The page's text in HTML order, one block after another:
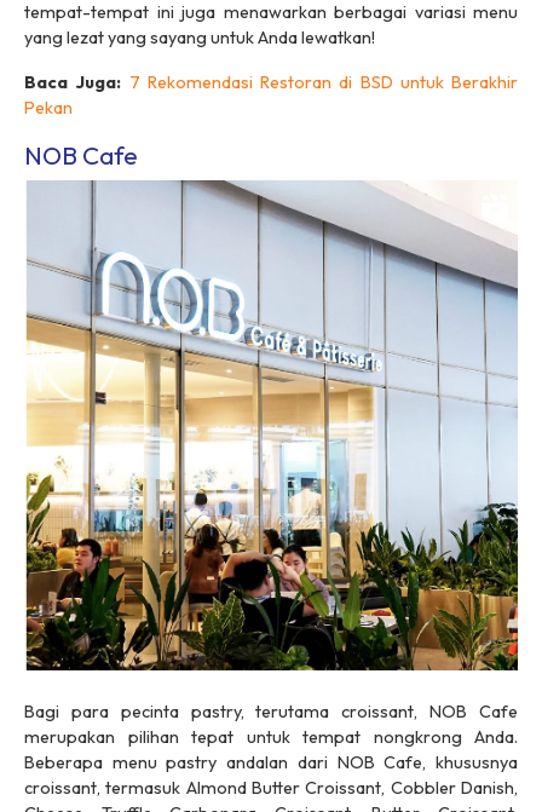
tempat-tempat ini juga menawarkan berbagai variasi menu
yang lezat yang sayang untuk Anda lewatkan!
Baca Juga: 7 Rekomendasi Restoran di BSD untuk Berakhir
Pekan
NOB Cafe
Bagi para pecinta pastry, terutama croissant, NOB Cafe
merupakan pilihan tepat untuk tempat nongkrong Anda.
Beberapa menu pastry andalan dari NOB Cafe, khususnya
croissant, termasuk Almond Butter Croissant, Cobbler Danish,